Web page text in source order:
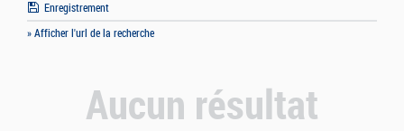
Enregistrement
» Afficher l'url de la recherche
Aucun résultat